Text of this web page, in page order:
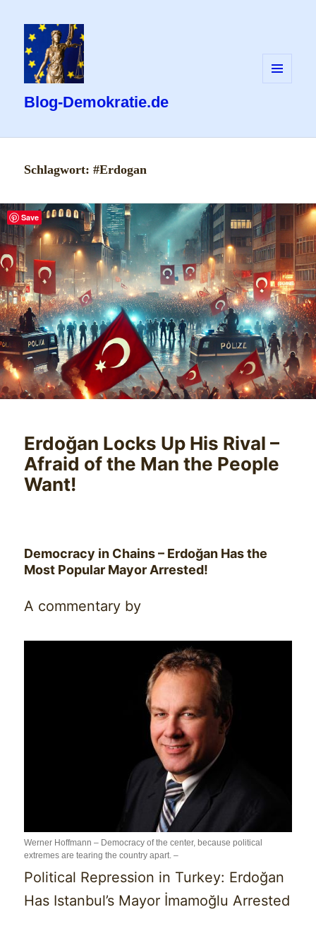
Blog-Demokratie.de
Schlagwort:#Erdogan
Erdoğan Locks Up His Rival –
Afraid of the Man the People
Want!
Democracy in Chains – Erdoğan Has the
Most Popular Mayor Arrested!
A commentary by
Werner Hoffmann – Democracy of the center, because political
extremes are tearing the country apart. –
Political Repression in Turkey: Erdoğan
Has Istanbul’s Mayor İmamoğlu Arrested
Save